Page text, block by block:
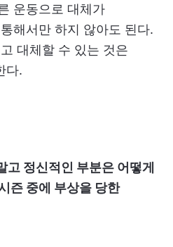
운동으로 대체가
해서만 하지 않아도 된다.
대체할 수 있는 것은
다.
고 정신적인 부분은 어떻게
즌 중에 부상을 당한